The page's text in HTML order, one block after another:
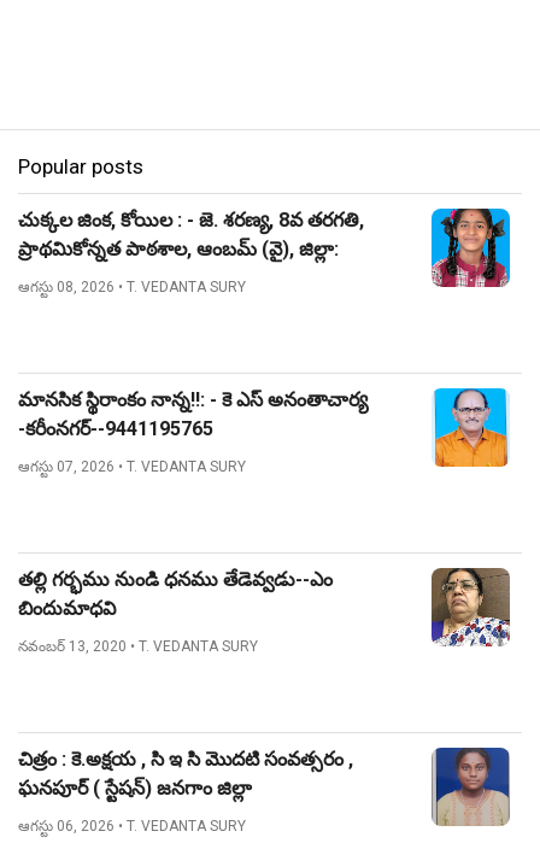
Popular posts
చుక్కల జింక, కోయిల : - జె. శరణ్య, 8వ తరగతి,
ప్రాథమికోన్నత పాఠశాల, ఆంబమ్ (వై), జిల్లా:
నిజామాబాద్.
ఆగస్టు 08, 2026 • T. VEDANTA SURY
మానసిక స్థిరాంకం నాన్న!!: - కె ఎస్ అనంతాచార్య
-కరీంనగర్--9441195765
ఆగస్టు 07, 2026 • T. VEDANTA SURY
తల్లి గర్భము నుండి ధనము తేడెవ్వడు--ఎం
బిందుమాధవి
నవంబర్ 13, 2020 • T. VEDANTA SURY
చిత్రం : కె.అక్షయ , సి ఇ సి మొదటి సంవత్సరం ,
ఘనపూర్ ( స్టేషన్) జనగాం జిల్లా
ఆగస్టు 06, 2026 • T. VEDANTA SURY